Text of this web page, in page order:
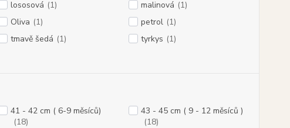
lososová (1) malinová (1)
Oliva (1) petrol (1)
tmavě šedá (1) tyrkys (1)
41 - 42 cm ( 6-9 měsíců)
(18)
43 - 45 cm ( 9 - 12 měsíců )
(18)